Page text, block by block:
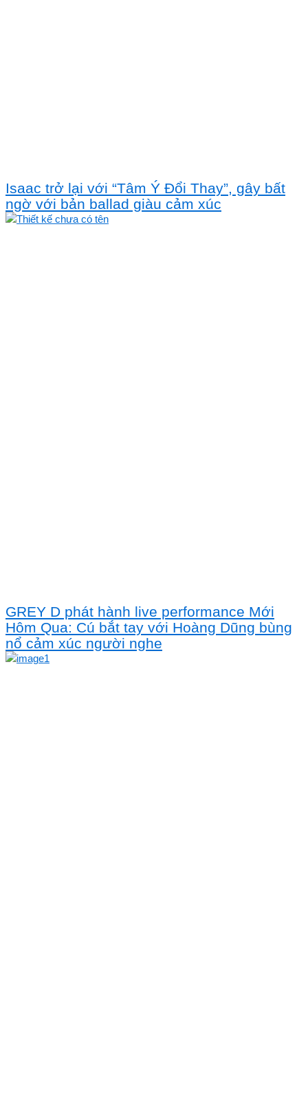
Isaac trở lại với “Tâm Ý Đổi Thay”, gây bất
ngờ với bản ballad giàu cảm xúc
GREY D phát hành live performance Mới
Hôm Qua: Cú bắt tay với Hoàng Dũng bùng
nổ cảm xúc người nghe